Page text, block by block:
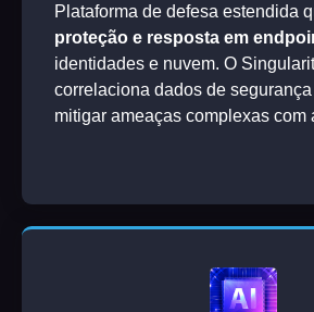
Plataforma de defesa estendida
proteção e resposta em
identidades e nuvem. O
correlaciona dados de
mitigar ameaças complexas com